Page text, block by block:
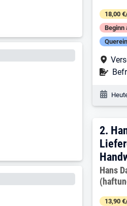
18,00
Beginn
2.
2.
Hans
13,90